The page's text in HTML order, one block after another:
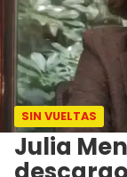
SIN VUELTAS
Julia